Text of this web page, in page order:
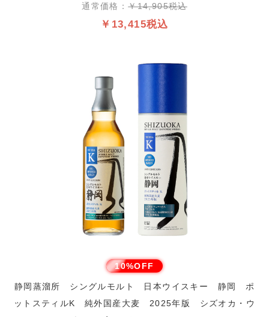
通常価格：￥14,905税込
￥13,415税込
10%OFF
静岡蒸溜所 シングルモルト 日本ウイスキー 静岡 ポ
ットスティルK 純外国産大麦 2025年版 シズオカ・ウ